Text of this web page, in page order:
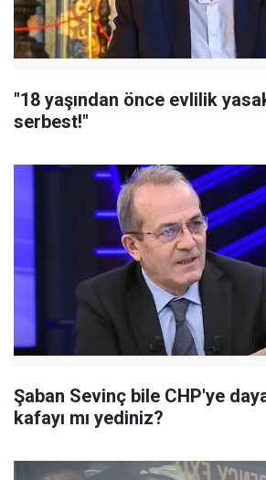
"18 yaşından önce evlilik
serbest!"
Şaban Sevinç bile CHP'ye
kafayı mı yediniz?